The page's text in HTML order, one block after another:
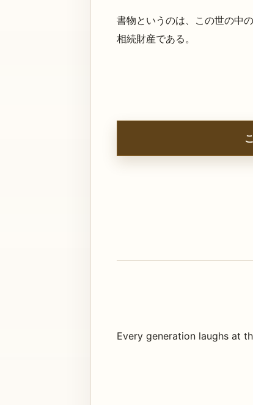
書物というのは、この世の中
相続財産である。
Every generation laughs at